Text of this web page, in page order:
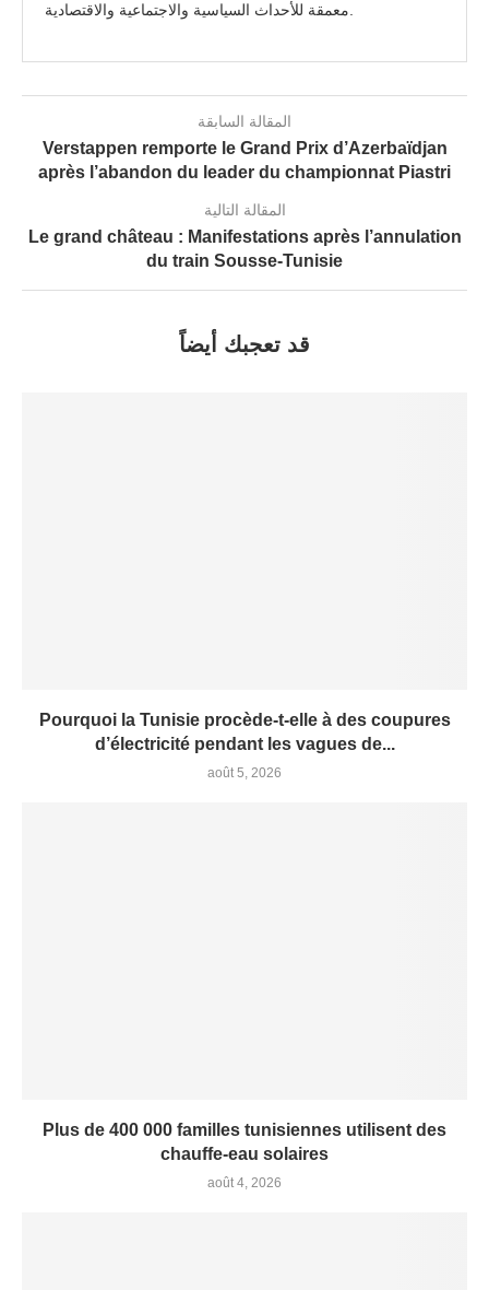
معمقة للأحداث السياسية والاجتماعية والاقتصادية.
المقالة السابقة
Verstappen remporte le Grand Prix d’Azerbaïdjan
après l’abandon du leader du championnat Piastri
المقالة التالية
Le grand château : Manifestations après l’annulation
du train Sousse-Tunisie
قد تعجبك أيضاً
Pourquoi la Tunisie procède-t-elle à des coupures
d’électricité pendant les vagues de...
août 5, 2026
Plus de 400 000 familles tunisiennes utilisent des
chauffe-eau solaires
août 4, 2026